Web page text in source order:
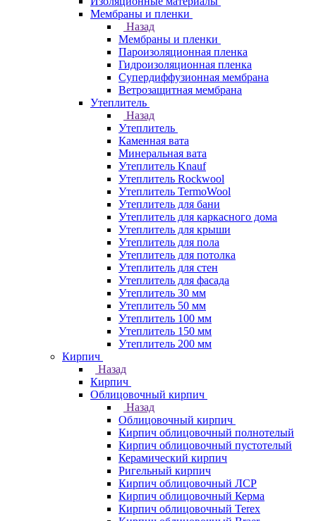
Мембраны и пленки
Назад
Мембраны и пленки
Пароизоляционная пленка
Гидроизоляционная пленка
Супердиффузионная мембрана
Ветрозащитная мембрана
Утеплитель
Назад
Утеплитель
Каменная вата
Минеральная вата
Утеплитель Knauf
Утеплитель Rockwool
Утеплитель TermoWool
Утеплитель для бани
Утеплитель для каркасного дома
Утеплитель для крыши
Утеплитель для пола
Утеплитель для потолка
Утеплитель для стен
Утеплитель для фасада
Утеплитель 30 мм
Утеплитель 50 мм
Утеплитель 100 мм
Утеплитель 150 мм
Утеплитель 200 мм
Кирпич
Назад
Кирпич
Облицовочный кирпич
Назад
Облицовочный кирпич
Кирпич облицовочный полнотелый
Кирпич облицовочный пустотелый
Керамический кирпич
Ригельный кирпич
Кирпич облицовочный ЛСР
Кирпич облицовочный Керма
Кирпич облицовочный Terex